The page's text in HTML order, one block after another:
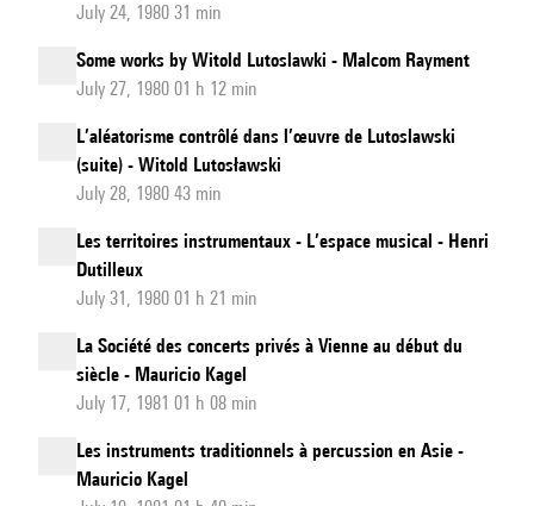
July 24, 1980 31 min
Some works by Witold Lutoslawki - Malcom Rayment
July 27, 1980 01 h 12 min
L’aléatorisme contrôlé dans l’œuvre de Lutoslawski
(suite) - Witold Lutosławski
July 28, 1980 43 min
Les territoires instrumentaux - L’espace musical - Henri
Dutilleux
July 31, 1980 01 h 21 min
La Société des concerts privés à Vienne au début du
siècle - Mauricio Kagel
July 17, 1981 01 h 08 min
Les instruments traditionnels à percussion en Asie -
Mauricio Kagel